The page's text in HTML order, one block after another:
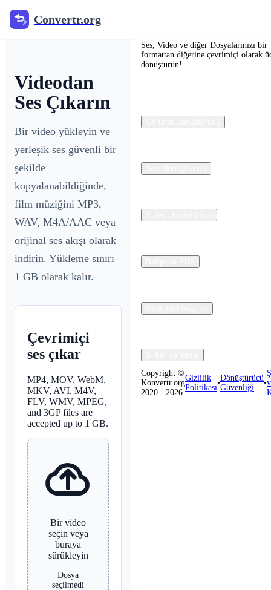
Convertr.org
Videodan
Ses Çıkarın
Bir video yükleyin ve
yerleşik ses güvenli bir
şekilde
kopyalanabildiğinde,
film müziğini MP3,
WAV, M4A/AAC veya
orijinal ses akışı olarak
indirin. Yükleme sınırı
1 GB olarak kalır.
Çevrimiçi
ses çıkar
MP4, MOV, WebM,
MKV, AVI, M4V,
FLV, WMV, MPEG,
and 3GP files are
accepted up to 1 GB.
Bir video
seçin veya
buraya
sürükleyin
Dosya
seçilmedi
Ses, Video ve diğer Dosyalarınızı bir
formattan diğerine çevrimiçi olarak
dönüştürün!
Copyright ©
Konvertr.org
2020 - 2026
Gizlilik
Politikası
•
Dönüştürücü
Güvenliği
•